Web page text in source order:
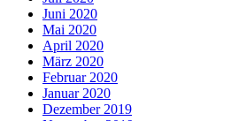
Juni 2020
Mai 2020
April 2020
März 2020
Februar 2020
Januar 2020
Dezember 2019